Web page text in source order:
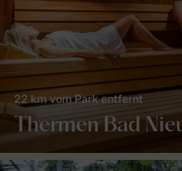
Thermen Bad
22 km vom Park entfernt